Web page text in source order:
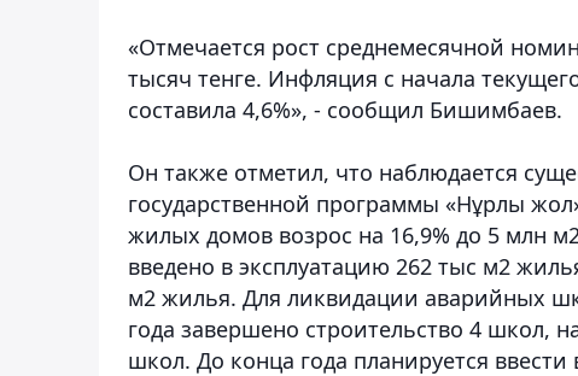
«Отмечается рост среднемесячной
тысяч тенге. Инфляция с начала
составила 4,6%», - сообщил Бишимбаев.
Он также отметил, что наблюдается
государственной программы «Нұрлы
жилых домов возрос на 16,9% до 5 млн
введено в эксплуатацию 262 тыс м2
м2 жилья. Для ликвидации аварийных
года завершено строительство 4 школ,
школ. До конца года планируется